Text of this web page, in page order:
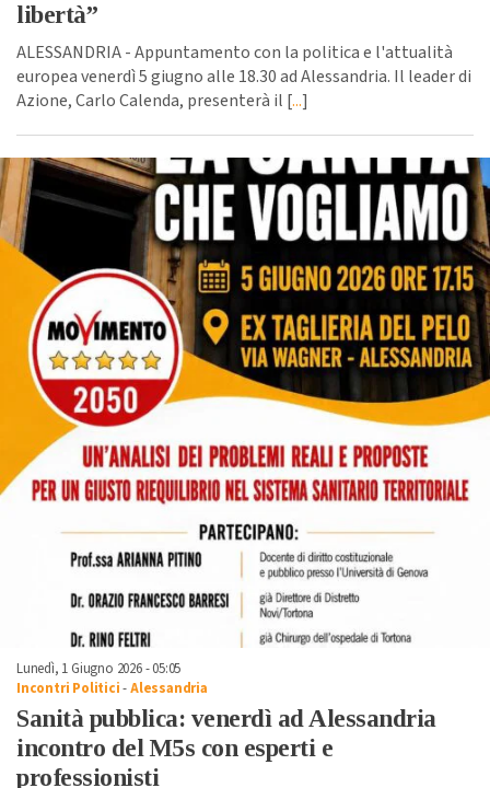
libertà”
ALESSANDRIA - Appuntamento con la politica e l'attualità
europea venerdì 5 giugno alle 18.30 ad Alessandria. Il leader di
Azione, Carlo Calenda, presenterà il [...]
Lunedì, 1 Giugno 2026 - 05:05
Incontri Politici-Alessandria
Sanità pubblica: venerdì ad Alessandria
incontro del M5s con esperti e
professionisti